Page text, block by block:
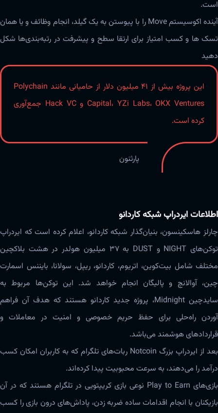
است.
آینده اکوسیستم Move را با پیوستن به یک گیلد، انجام وظائف و یا همان
تسک ها و کسب امتیاز برای ارتقا سطح و پیشرفت در رتبه‌بندی‌ها شکل
دهید
این پروژه بیش از ۴۱ میلیون دلار از حامیانی مانند Polychain
Capital، YZi Labs، OKX Ventures و Hack VC جمع‌آوری
کرده است.
پارثنون
اطلاعات ایردراپ شبکه کاردانو
چارلز هاسکینسون، بنیان‌گذار شبکه کاردانو، اعلام کرده است که ایردراپ
توکن‌های NIGHT و DUST به ۳۷ میلیون هولدر در هشت بلاکچین
مختلف شامل بیت‌کوین، اتریوم، کاردانو، ریپل، سولانا، بایننس اسمارت
چین، آوالانچ و پالیگان انجام خواهد شد. این توکن‌ها مربوط به
سایدچین Midnight، پروژه جدید کاردانو هستند که هدف آن فراهم
آوردن راه‌حلی برای حفظ حریم خصوصی و امنیت در معاملات و
قراردادهای هوشمند می‌باشد.
بعد از ایردراپ بزرگ Notcoin ربات‌های تلگرام که به کاربران امکان کسب
درآمد را می‌دهند، به سرعت محبوبیت پیدا کرده‌اند.
بازی‌های Play to Earn نوعی بازی کریپتویی در تلگرام هستند که در آن
بازیکنان با انجام اقدامات ساده ضربه زدن، پاداش‌های درون بازی را کسب